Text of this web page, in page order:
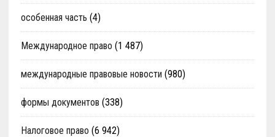
особенная часть (4)
Международное право (1 487)
международные правовые новости (980)
формы документов (338)
Налоговое право (6 942)